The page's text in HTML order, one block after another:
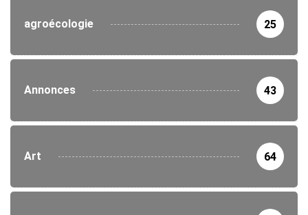
agroécologie 25
Annonces 43
Art 64